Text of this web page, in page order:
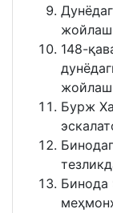
148-
Бурж
Бинода